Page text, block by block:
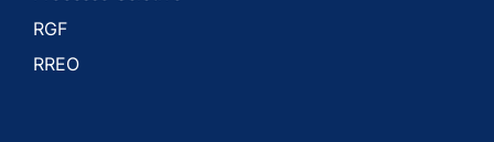
RGF
RREO